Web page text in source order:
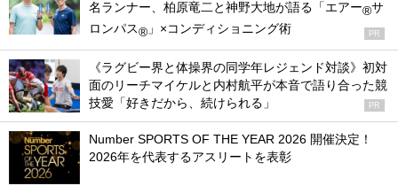
名ランナー、柏原竜二と神野大地が語る「エアー®サ
ロンパス® 」×コンディショニング術 PR
《ラグビー界と体操界の同学年レジェンド対談》初対
面のリーチマイケルと内村航平が本音で語り合った競
技愛「好きだから、続けられる」
PR
Number SPORTS OF THE YEAR 2026 開催決定！
2026年を代表するアスリートを表彰